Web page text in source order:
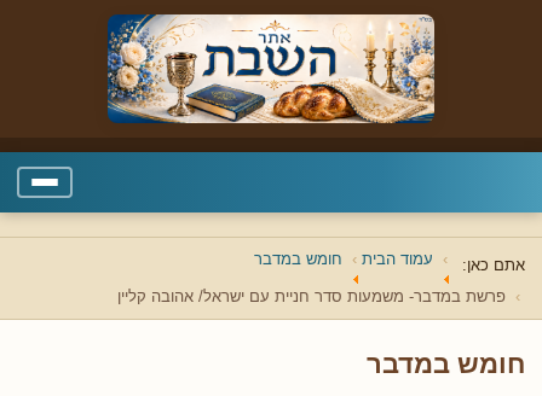
אתם כאן: עמוד הבית חומש במדבר
פרשת במדבר- משמעות סדר חניית עם ישראל/ אהובה קליין
חומש במדבר